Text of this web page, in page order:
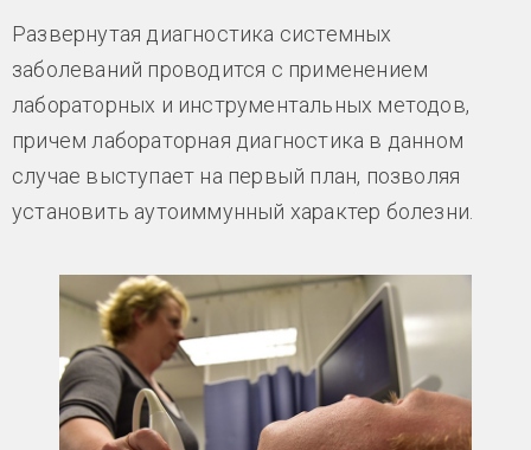
Развернутая диагностика системных
заболеваний проводится с применением
лабораторных и инструментальных методов,
причем лабораторная диагностика в данном
случае выступает на первый план, позволяя
установить аутоиммунный характер болезни.